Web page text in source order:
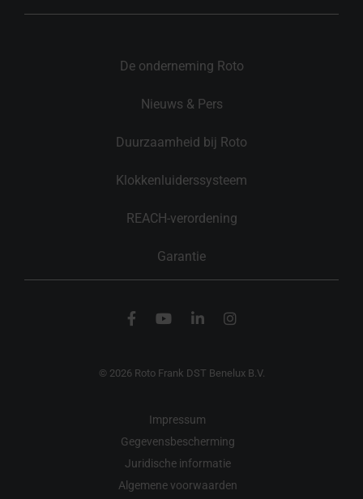
De onderneming Roto
Nieuws & Pers
Duurzaamheid bij Roto
Klokkenluiderssysteem
REACH-verordening
Garantie
© 2026 Roto Frank DST Benelux B.V.
Impressum
Gegevensbescherming
Juridische informatie
Algemene voorwaarden